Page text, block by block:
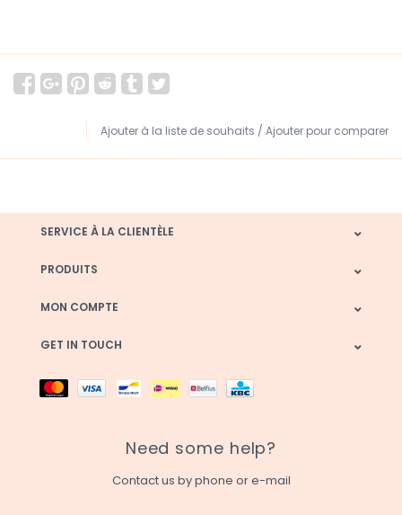
Ajouter à la liste de souhaits / Ajouter pour comparer
SERVICE À LA CLIENTÈLE
PRODUITS
MON COMPTE
GET IN TOUCH
Need some help?
Contact us by phone or e-mail